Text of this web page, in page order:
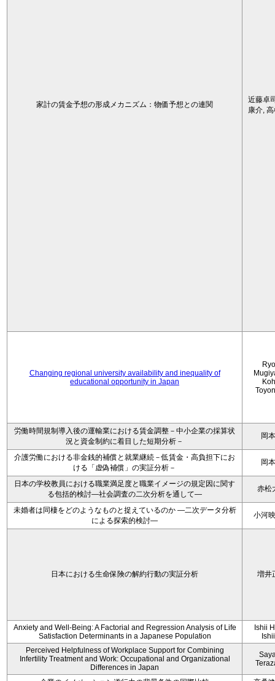
家計の賃金予想の形成メカニズム：物価予想との連関
近藤卓
康介,
Changing regional university availability and inequality of
educational opportunity in Japan
労働時間規制導入後の運輸業における賃金調整－中小企業の採算状
況と資金制約に着目した短期分析－
岡
介護労働における非金銭的補償と就業継続－低賃金・高負担下にお
ける「虚偽補償」の実証分析－
岡
日本の学校教員における職業満足度と職業イメージの規定因に関す
る包括的検討―社会調査の二次分析を通して―
赤松
未婚者は同棲をどのようなものと捉えているのか —二次データ分析
による探索的検討—
小河
日本における生命保険の解約行動の実証分析 増井
Anxiety and Well-Being: A Factorial and Regression Analysis of Life
Satisfaction Determinants in a Japanese Population
Ishii
Perceived Helpfulness of Workplace Support for Combining
Infertility Treatment and Work: Occupational and Organizational
Differences in Japan